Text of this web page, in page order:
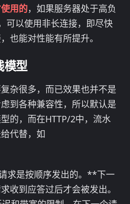
用的，如果服务器处于高负
可以使用非长连接，即尽快
也能对性能有所提升。
模型
杂很多，而已效果也并不是
到各种兼容性，所以默认是
的，而在HTTP/2中，流水
代替，如
求是按顺序发出的。**下一
收到应答过后才会被发出。